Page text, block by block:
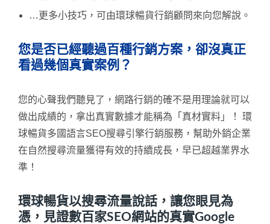
…更多小技巧，可由環球暢貨行銷顧問來向您解說。
您是否已經聽過百種行銷方案，卻沒真正
看過幾個真實案例？
您的心聲我們聽見了，網路行銷的確不是用理論就可以
做出成績的，拿出真實數據才能稱為「真材實料」！ 環
球暢貨多國語言SEO搜尋引擎行銷服務，幫助外銷企業
在自然搜尋流量獲得有效的持續成長，早已超越業界水
準！
環球暢貨以搜尋流量說話，讓您眼見為
憑，見證數百家SEO網站的真實Google